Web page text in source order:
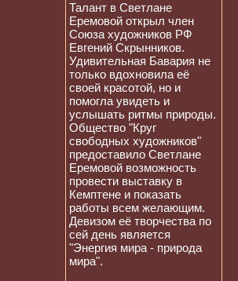
Талант в Светлане
Еремовой открыл член
Союза художников РФ
Евгений Скрынников.
Удивительная Бавария не
только вдохновила её
своей красотой, но и
помогла увидеть и
услышать ритмы природы.
Общество "Круг
свободных художников"
предоставило Светлане
Еремовой возможность
провести выставку в
Кемптене и показать
работы всем желающим.
Девизом её творчества по
сей день является
"Энергия мира - природа
мира".